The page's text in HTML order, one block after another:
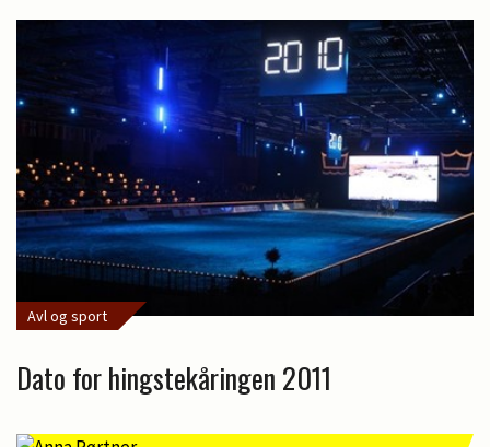
Avl og sport
Dato for hingstekåringen 2011